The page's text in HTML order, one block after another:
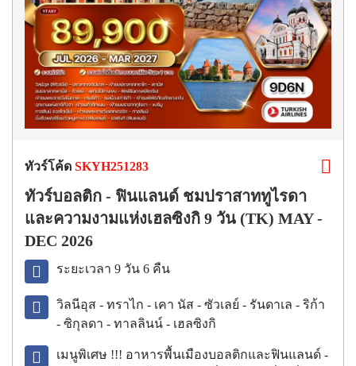
ทัวร์โค้ด SKYH251283
ทัวร์บอลติก - ฟินแลนด์ ชมปราสาททูไรดา
และความงามแห่งเฮลซิงกิ 9 วัน (TK) MAY -
DEC 2026
ระยะเวลา 9 วัน 6 คืน
วิลนีอุส - ทราไก - เคา นัส - ซัวเลย์ - รันดาเล - ริก้า
- ซิกุลดา - ทาลลินน์ - เฮลซิงกิ
เมนูพิเศษ !!! อาหารพื้นเมืองบอลติกและฟินแลนด์ -